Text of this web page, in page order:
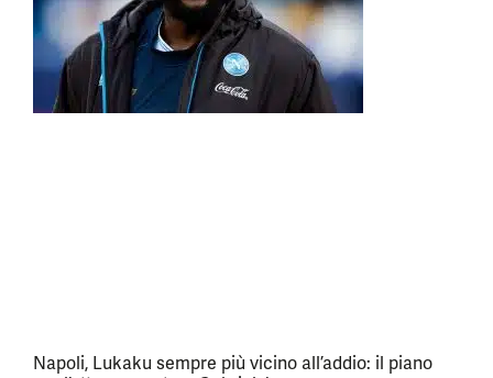
Napoli, Lukaku sempre più vicino all’addio: il piano